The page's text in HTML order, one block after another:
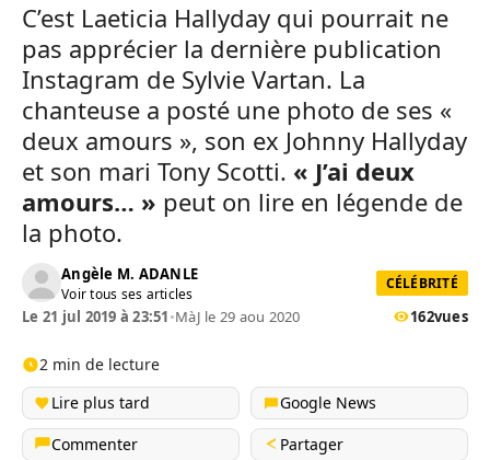
C’est Laeticia Hallyday qui pourrait ne
pas apprécier la dernière publication
Instagram de Sylvie Vartan. La
chanteuse a posté une photo de ses «
deux amours », son ex Johnny Hallyday
et son mari Tony Scotti. « J’ai deux
amours… » peut on lire en légende de
la photo.
Angèle M. ADANLE
Voir tous ses articles
CÉLÉBRITÉ
Le 21 jul 2019 à 23:51•MàJ le 29 aou 2020 162vues
2 min de lecture
Lire plus tard
Google News
Commenter
Partager